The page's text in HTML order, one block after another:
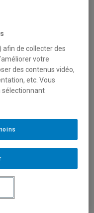
et/ou en classe est
à des fins
dans le cadre de
technicien est
et lors de la
afin de collecter des
votre
des contenus vidéo,
etc. Vous
sélectionnant